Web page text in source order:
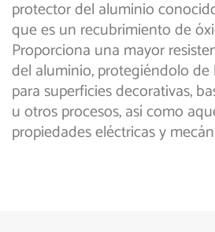
protector del aluminio
que es un recubrimiento de
Proporciona una mayor
del aluminio, protegiéndolo de
para superficies decorativas,
u otros procesos, así como
propiedades eléctricas y